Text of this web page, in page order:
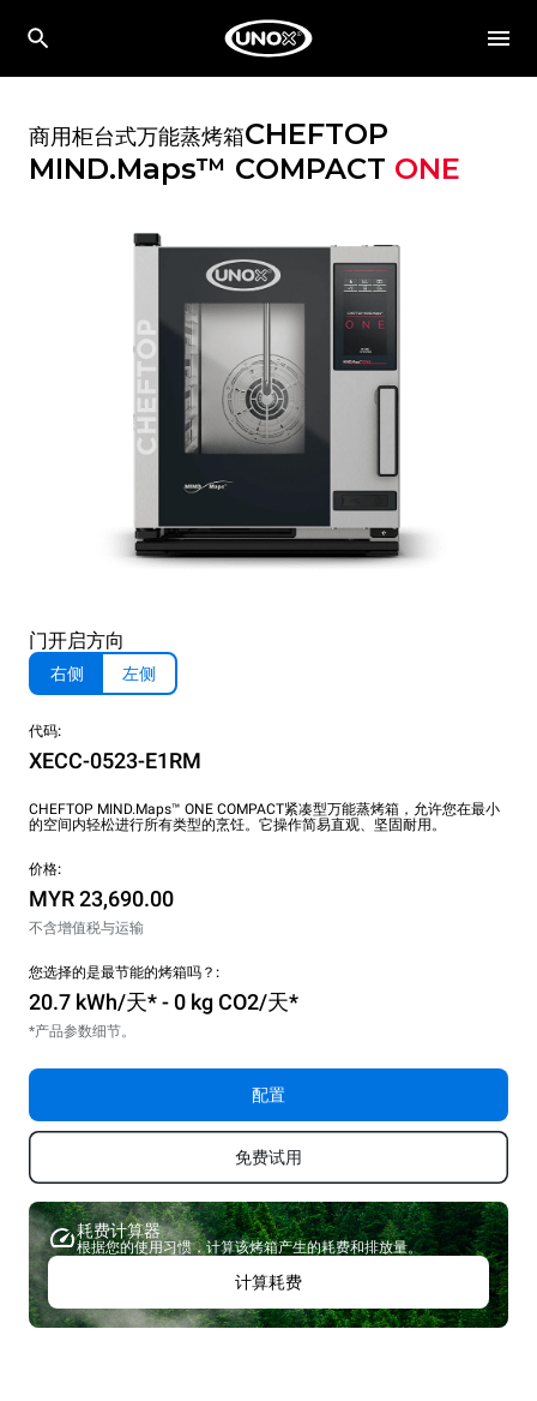
商用柜台式万能蒸烤箱CHEFTOP
MIND.Maps™ COMPACT ONE
门开启方向
右侧 左侧
代码:
XECC-0523-E1RM
CHEFTOP MIND.Maps™ ONE COMPACT紧凑型万能蒸烤箱，允许您在最小
的空间内轻松进行所有类型的烹饪。它操作简易直观、坚固耐用。
价格:
MYR 23,690.00
不含增值税与运输
您选择的是最节能的烤箱吗？:
20.7 kWh/天* - 0 kg CO2/天*
*产品参数细节。
配置
免费试用
耗费计算器
根据您的使用习惯，计算该烤箱产生的耗费和排放量。
计算耗费